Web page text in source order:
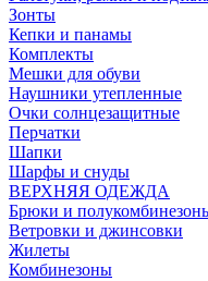
Зонты
Кепки и панамы
Комплекты
Мешки для обуви
Наушники утепленные
Очки солнцезащитные
Перчатки
Шапки
Шарфы и снуды
ВЕРХНЯЯ ОДЕЖДА
Брюки и
Ветровки и джинсовки
Жилеты
Комбинезоны